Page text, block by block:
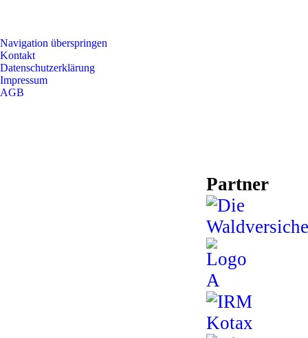
Navigation überspringen
Kontakt
Datenschutzerklärung
Impressum
AGB
Partner